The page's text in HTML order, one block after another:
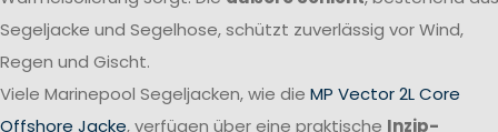
Segeljacke und Segelhose, schützt zuverlässig vor Wind,
Regen und Gischt.
Viele Marinepool Segeljacken, wie die MP Vector 2L Core
Offshore Jacke, verfügen über eine praktische Inzip-